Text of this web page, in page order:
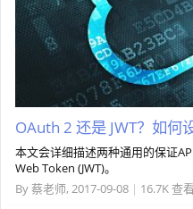
OAuth 2 还是 JWT？如何
本文会详细描述两种通用的保证
Web Token (JWT)。
By蔡老师, 2017-09-08 | 16.7K 查看